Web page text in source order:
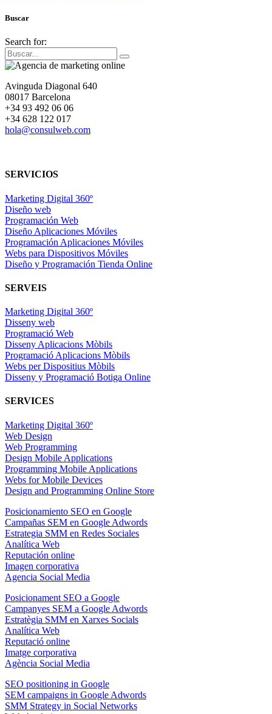
Buscar
Search for:
Avinguda Diagonal 640
08017 Barcelona
+34 93 492 06 06
+34 628 122 017
hola@consulweb.com
SERVICIOS
Marketing Digital 360º
Diseño web
Programación Web
Diseño Aplicaciones Móviles
Programación Aplicaciones Móviles
Webs para Dispositivos Móviles
Diseño y Programación Tienda Online
SERVEIS
Marketing Digital 360º
Disseny web
Programació Web
Disseny Aplicacions Mòbils
Programació Aplicacions Mòbils
Webs per Dispositius Mòbils
Disseny y Programació Botiga Online
SERVICES
Marketing Digital 360º
Web Design
Web Programming
Design Mobile Applications
Programming Mobile Applications
Webs for Mobile Devices
Design and Programming Online Store
Posicionamiento SEO en Google
Campañas SEM en Google Adwords
Estrategia SMM en Redes Sociales
Analítica Web
Reputación online
Imagen corporativa
Agencia Social Media
Posicionament SEO a Google
Campanyes SEM a Google Adwords
Estratègia SMM en Xarxes Socials
Analítica Web
Reputació online
Imatge corporativa
Agència Social Media
SEO positioning in Google
SEM campaigns in Google Adwords
SMM Strategy in Social Networks